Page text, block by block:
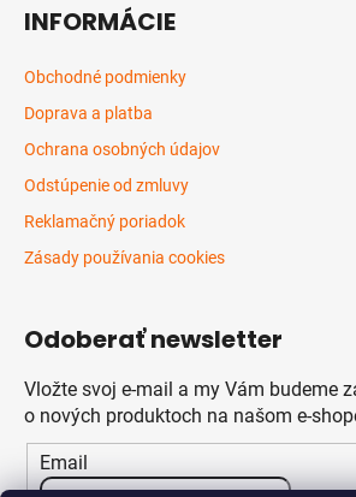
INFORMÁCIE
Obchodné podmienky
Doprava a platba
Ochrana osobných údajov
Odstúpenie od zmluvy
Reklamačný poriadok
Zásady používania cookies
Odoberať newsletter
Vložte svoj e-mail a my Vám budeme
o nových produktoch na našom e-
Email